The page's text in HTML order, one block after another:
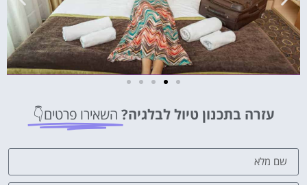
מציאת מלון
פה!
עזרה בתכנון טיול לבלגיה? השאירו פרטים👇